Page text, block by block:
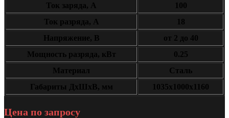
Ток заряда, А
100
Ток разряда, А
18
Напряжение, В
от 2 до 40
Мощность разряда, кВт
0.25
Материал
Сталь
Габариты ДxШxВ, мм
1035x1000x1160
Цена по запросу